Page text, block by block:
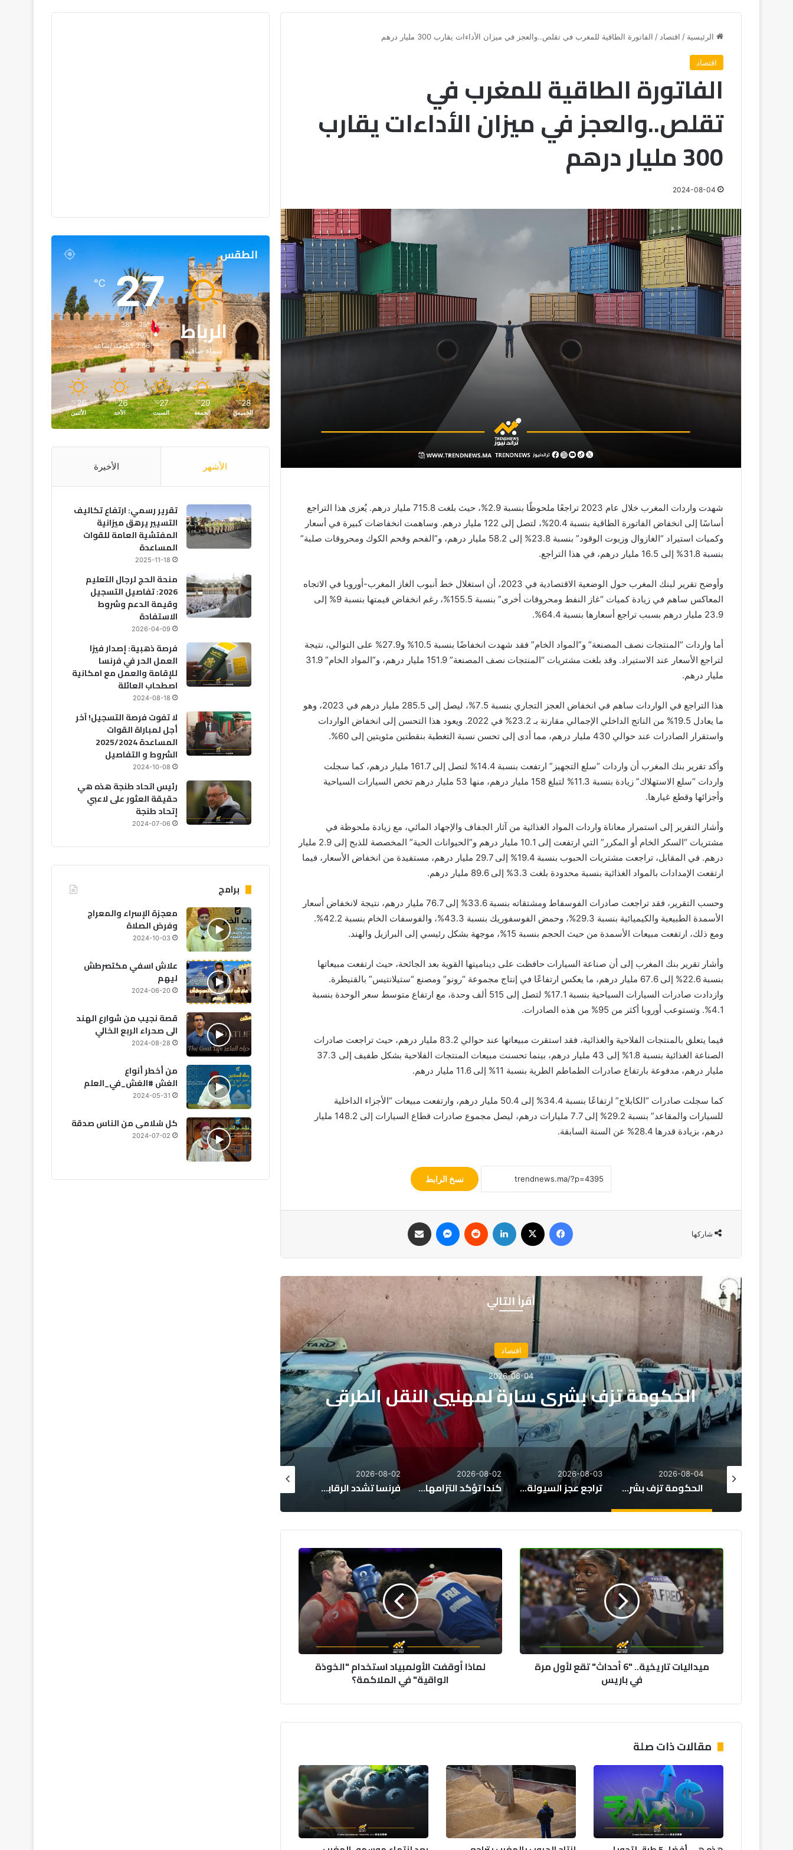
الرئيسية / اقتصاد / الفاتورة الطاقية للمغرب في تقلص..والعجز في ميزان الأداءات يقارب 300 مليار درهم
اقتصاد
الفاتورة الطاقية للمغرب في
تقلص..والعجز في ميزان الأداءات يقارب
300 مليار درهم
2024-08-04
شهدت واردات المغرب خلال عام 2023 تراجعًا ملحوظًا بنسبة 2.9%، حيث بلغت 715.8 مليار درهم. يُعزى هذا التراجع
أساسًا إلى انخفاض الفاتورة الطاقية بنسبة 20.4%، لتصل إلى 122 مليار درهم. وساهمت انخفاضات كبيرة في أسعار
وكميات استيراد “الغازوال وزيوت الوقود” بنسبة 23.8% إلى 58.2 مليار درهم، و”الفحم وفحم الكوك ومحروقات صلبة”
بنسبة 31.8% إلى 16.5 مليار درهم، في هذا التراجع.
وأوضح تقرير لبنك المغرب حول الوضعية الاقتصادية في 2023، أن استغلال خط أنبوب الغاز المغرب-أوروبا في الاتجاه
المعاكس ساهم في زيادة كميات “غاز النفط ومحروقات أخرى” بنسبة 155.5%، رغم انخفاض قيمتها بنسبة 9% إلى
23.9 مليار درهم بسبب تراجع أسعارها بنسبة 64.4%.
أما واردات “المنتجات نصف المصنعة” و”المواد الخام” فقد شهدت انخفاضًا بنسبة 10.5% و27.9% على التوالي، نتيجة
لتراجع الأسعار عند الاستيراد. وقد بلغت مشتريات “المنتجات نصف المصنعة” 151.9 مليار درهم، و”المواد الخام” 31.9
مليار درهم.
هذا التراجع في الواردات ساهم في انخفاض العجز التجاري بنسبة 7.5%، ليصل إلى 285.5 مليار درهم في 2023، وهو
ما يعادل 19.5% من الناتج الداخلي الإجمالي مقارنة بـ 23.2% في 2022. ويعود هذا التحسن إلى انخفاض الواردات
واستقرار الصادرات عند حوالي 430 مليار درهم، مما أدى إلى تحسن نسبة التغطية بنقطتين مئويتين إلى 60%.
وأكد تقرير بنك المغرب أن واردات “سلع التجهيز” ارتفعت بنسبة 14.4% لتصل إلى 161.7 مليار درهم، كما سجلت
واردات “سلع الاستهلاك” زيادة بنسبة 11.3% لتبلغ 158 مليار درهم، منها 53 مليار درهم تخص السيارات السياحية
وأجزائها وقطع غيارها.
وأشار التقرير إلى استمرار معاناة واردات المواد الغذائية من آثار الجفاف والإجهاد المائي، مع زيادة ملحوظة في
مشتريات “السكر الخام أو المكرر” التي ارتفعت إلى 10.1 مليار درهم و”الحيوانات الحية” المخصصة للذبح إلى 2.9 مليار
درهم. في المقابل، تراجعت مشتريات الحبوب بنسبة 19.4% إلى 29.7 مليار درهم، مستفيدة من انخفاض الأسعار، فيما
ارتفعت الإمدادات بالمواد الغذائية بنسبة محدودة بلغت 3.3% إلى 89.6 مليار درهم.
وحسب التقرير، فقد تراجعت صادرات الفوسفاط ومشتقاته بنسبة 33.6% إلى 76.7 مليار درهم، نتيجة لانخفاض أسعار
الأسمدة الطبيعية والكيميائية بنسبة 29.3%، وحمض الفوسفوريك بنسبة 43.3%، والفوسفات الخام بنسبة 42.2%.
ومع ذلك، ارتفعت مبيعات الأسمدة من حيث الحجم بنسبة 15%، موجهة بشكل رئيسي إلى البرازيل والهند.
وأشار تقرير بنك المغرب إلى أن صناعة السيارات حافظت على ديناميتها القوية بعد الجائحة، حيث ارتفعت مبيعاتها
بنسبة 22.6% إلى 67.6 مليار درهم، ما يعكس ارتفاعًا في إنتاج مجموعة “رونو” ومصنع “ستيلانتيس” بالقنيطرة.
وازدادت صادرات السيارات السياحية بنسبة 17.1% لتصل إلى 515 ألف وحدة، مع ارتفاع متوسط سعر الوحدة بنسبة
4.1%. وتستوعب أوروبا أكثر من 95% من هذه الصادرات.
فيما يتعلق بالمنتجات الفلاحية والغذائية، فقد استقرت مبيعاتها عند حوالي 83.2 مليار درهم، حيث تراجعت صادرات
الصناعة الغذائية بنسبة 1.8% إلى 43 مليار درهم، بينما تحسنت مبيعات المنتجات الفلاحية بشكل طفيف إلى 37.3
مليار درهم، مدفوعة بارتفاع صادرات الطماطم الطرية بنسبة 11% إلى 11.6 مليار درهم.
كما سجلت صادرات “الكابلاج” ارتفاعًا بنسبة 34.4% إلى 50.4 مليار درهم، وارتفعت مبيعات “الأجزاء الداخلية
للسيارات والمقاعد” بنسبة 29.2% إلى 7.7 مليارات درهم، ليصل مجموع صادرات قطاع السيارات إلى 148.2 مليار
درهم، بزيادة قدرها 28.4% عن السنة السابقة.
نسخ الرابط
شاركها
فيسبوك لينكدإن ماسنجر
أقرأ التالي
2026-08-03
تراجع عجز السيولة البنكية في المغرب إلى 138
مليار درهم خلال يوليوز الماضي
الحكومة تزف بشرى سارة لمهنيي النقل الطرقي
2026-08-03
تراجع عجز السيولة البنكية في المغرب إلى 138 مليار درهم خلال يوليوز الماضي
2026-08-02
كندا تؤكد التزامها بتعزيز العلاقات المغربية الكندية وتوسيع مجالات التعاون
2026-08-02
فرنسا تشدد الرقابة على الاستثمارات الأجنبية
2026-07-31
صادرات السيارات المغربية تتجاوز 93 مليار درهم خلال النصف الأول من 2026
2026-07-30
ميداليات
تاريخية..
"6
أحداث"
تقع
في
باريس
ميداليات تاريخية.. "6 أحداث" تقع لأول مرة
في باريس
لماذا
الأولمبياد
استخدام
"الخوذة
الواقية"
في
الملاكمة؟
لماذا أوقفت الأولمبياد استخدام "الخوذة
الواقية" في الملاكمة؟
مقالات ذات صلة
الطقس
الرباط
سماء صافية
27
℃
28º - 25º
80%
2.66 كيلومتر/ساعة
28
℃
الخميس
29
℃
الجمعة
27
℃
السبت
26
℃
الأحد
26
℃
الأثنين
الأشهر الأخيرة
تقرير رسمي: ارتفاع تكاليف
التسيير يرهق ميزانية
المفتشية العامة للقوات
المساعدة
2025-11-18
منحة الحج لرجال التعليم
2026: تفاصيل التسجيل
وقيمة الدعم وشروط
الاستفادة
2026-04-09
فرصة ذهبية: إصدار فيزا
العمل الحر في فرنسا
للإقامة والعمل مع امكانية
اصطحاب العائلة
2024-08-18
لا تفوت فرصة التسجيل! آخر
أجل لمباراة القوات
المساعدة 2025/2024
الشروط و التفاصيل
2024-10-08
رئيس اتحاد طنجة هذه هي
حقيقة العثور على لاعبي
إتحاد طنجة
2024-07-06
برامج
معجزة الإسراء والمعراج
وفرض الصلاة
2024-10-03
علاش اسفي مكتصرطش
ليهم
2024-06-20
قصة نجيب من شوارع الهند
الى صحراء الربع الخالي
2024-08-28
من أخطر أنواع
الغش #الغش_في_العلم
2024-05-31
كل سُلامى من الناس صدقة
2024-07-02